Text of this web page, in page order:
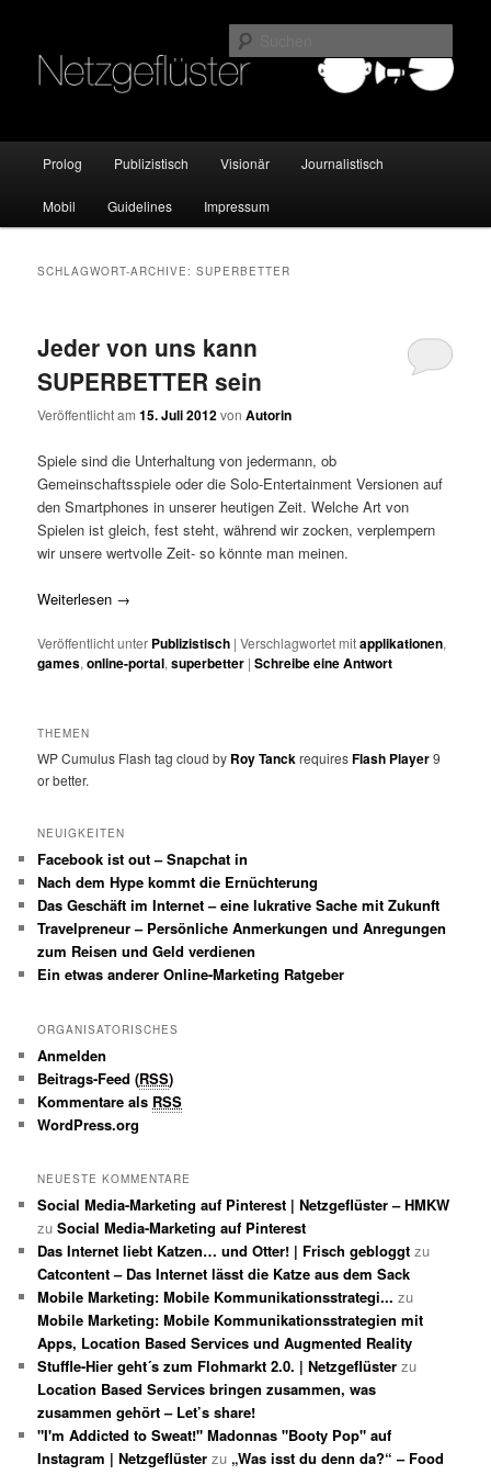
Netzgeflüster
Zum
Inhalt
Zum
sekundären
Prolog Publizistisch Visionär Journalistisch
Mobil Guidelines Impressum
SCHLAGWORT-ARCHIVE:SUPERBETTER
Jeder von uns kann
SUPERBETTER sein
Veröffentlicht am15. Juli 2012vonAutorin
Spiele sind die Unterhaltung von jedermann, ob
Gemeinschaftsspiele oder die Solo-Entertainment Versionen auf
den Smartphones in unserer heutigen Zeit. Welche Art von
Spielen ist gleich, fest steht, während wir zocken, verplempern
wir unsere wertvolle Zeit- so könnte man meinen.
Weiterlesen →
Veröffentlicht unter Publizistisch |Verschlagwortet mitapplikationen,
games,online-portal,superbetter |Schreibe eine Antwort
THEMEN
WP Cumulus Flash tag cloud by Roy TanckrequiresFlash Player9
or better.
NEUIGKEITEN
Facebook ist out – Snapchat in
Nach dem Hype kommt die Ernüchterung
Das Geschäft im Internet – eine lukrative Sache mit Zukunft
Travelpreneur – Persönliche Anmerkungen und Anregungen
zum Reisen und Geld verdienen
Ein etwas anderer Online-Marketing Ratgeber
ORGANISATORISCHES
Anmelden
Beitrags-Feed (RSS)
Kommentare als RSS
WordPress.org
NEUESTE KOMMENTARE
Social Media-Marketing auf Pinterest | Netzgeflüster – HMKW
zuSocial Media-Marketing auf Pinterest
Das Internet liebt Katzen… und Otter! | Frisch gebloggt zu
Catcontent – Das Internet lässt die Katze aus dem Sack
Mobile Marketing: Mobile Kommunikationsstrategi... zu
Mobile Marketing: Mobile Kommunikationsstrategien mit
Apps, Location Based Services und Augmented Reality
Stuffle-Hier geht´s zum Flohmarkt 2.0. | Netzgeflüster zu
Location Based Services bringen zusammen, was
zusammen gehört – Let’s share!
"I'm Addicted to Sweat!" Madonnas "Booty Pop" auf
Instagram | Netzgeflüster zu „Was isst du denn da?“ – Food